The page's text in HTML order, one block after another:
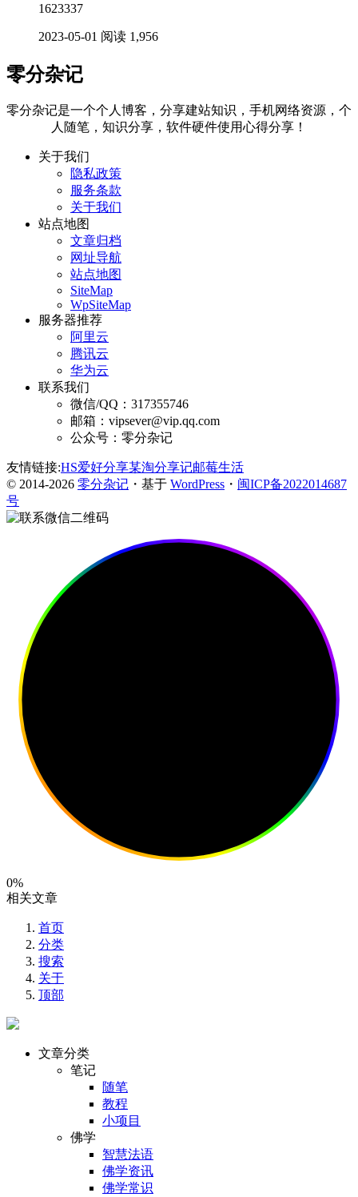
1623337
2023-05-01 阅读 1,956
零分杂记
零分杂记是一个个人博客，分享建站知识，手机网络资源，个
人随笔，知识分享，软件硬件使用心得分享！
关于我们
隐私政策
服务条款
关于我们
站点地图
文章归档
网址导航
站点地图
SiteMap
WpSiteMap
服务器推荐
阿里云
腾讯云
华为云
联系我们
微信/QQ：317355746
邮箱：vipsever@vip.qq.com
公众号：零分杂记
友情链接:HS爱好分享某淘分享记邮莓生活
© 2014-2026 零分杂记 ・基于 WordPress ・ 闽ICP备2022014687
号
0%
相关文章
首页
分类
搜索
关于
顶部
文章分类
笔记
随笔
教程
小项目
佛学
智慧法语
佛学资讯
佛学常识